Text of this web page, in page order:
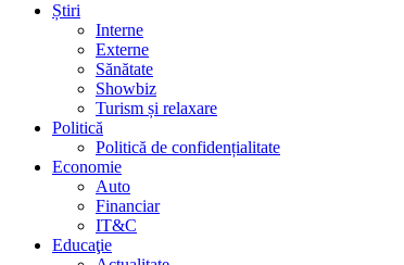
Știri
Interne
Externe
Sănătate
Showbiz
Turism și relaxare
Politică
Politică de confidențialitate
Economie
Auto
Financiar
IT&C
Educaţie